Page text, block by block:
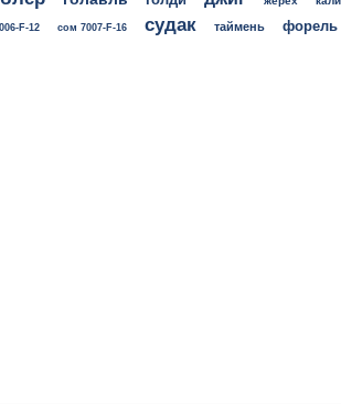
F-12 сом 7007-F-16 судак таймень форель